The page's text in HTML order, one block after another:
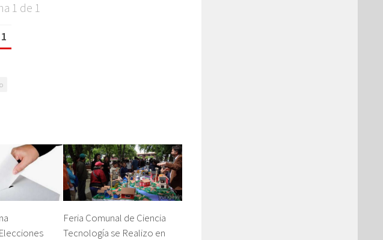
1 de 1
1
Feria Comunal de Ciencia
Tecnología se Realizo en